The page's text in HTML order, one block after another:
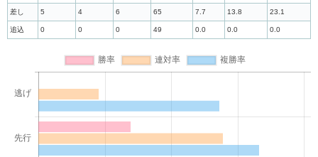
差し 5 4 6 65 7.7 13.8 23.1
追込 0 0 0 49 0.0 0.0 0.0